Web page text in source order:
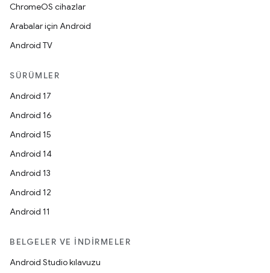
ChromeOS cihazlar
Arabalar için Android
Android TV
SÜRÜMLER
Android 17
Android 16
Android 15
Android 14
Android 13
Android 12
Android 11
BELGELER VE İNDIRMELER
Android Studio kılavuzu